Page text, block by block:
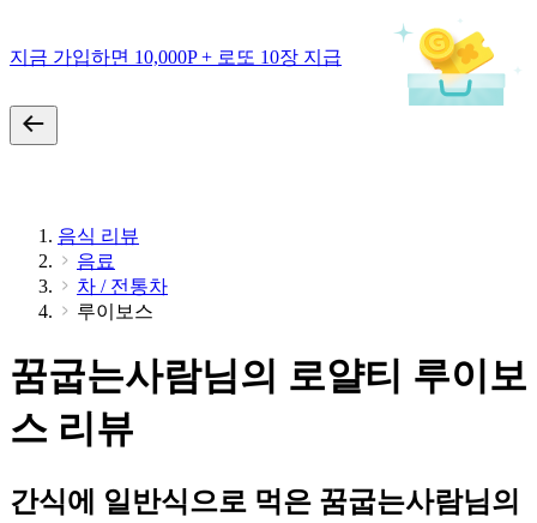
지금 가입하면 10,000P + 로또 10장 지급
음식 리뷰
음료
차 / 전통차
루이보스
꿈굽는사람님의 로얄티 루이보
스 리뷰
간식에 일반식으로 먹은 꿈굽는사람님의